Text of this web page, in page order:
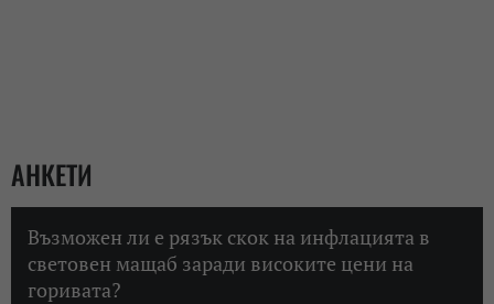
АНКЕТИ
Възможен ли е рязък скок на инфлацията в
световен мащаб заради високите цени на
горивата?